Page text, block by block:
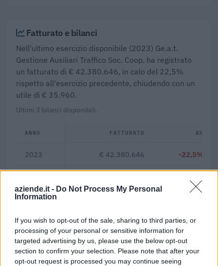
aziende.it - Do Not Process My Personal
Information
If you wish to opt-out of the sale, sharing to third parties, or
processing of your personal or sensitive information for
targeted advertising by us, please use the below opt-out
section to confirm your selection. Please note that after your
opt-out request is processed you may continue seeing
Fatturato e bilanci
Nell'ultimo esercizio disponibile (2023) Ge.a.t.
Gestione Ausiliari Traffico Soc. Coop. ha registrato
un fatturato di € 42.380.646, in calo del 22,5%
rispetto all'esercizio precedente, chiudendo con un
utile di € 35.960.
Ultimi 3 bilanci disponibili.
ANNO FATTURATO Δ%
2023 € 42.380.646 -22,5%
2021
0,1%
Margine netto